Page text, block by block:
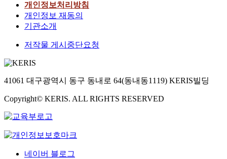
개인정보처리방침
개인정보 재동의
기관소개
저작물 게시중단요청
41061 대구광역시 동구 동내로 64(동내동1119) KERIS빌딩
Copyright© KERIS. ALL RIGHTS RESERVED
네이버 블로그